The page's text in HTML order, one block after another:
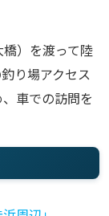
）を渡って陸
り場アクセス
車での訪問を